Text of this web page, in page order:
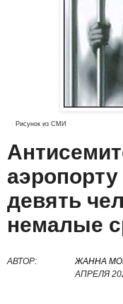
Рисунок из СМИ
девять
немалые
АВТОР: ЖАННА
АПРЕЛЯ